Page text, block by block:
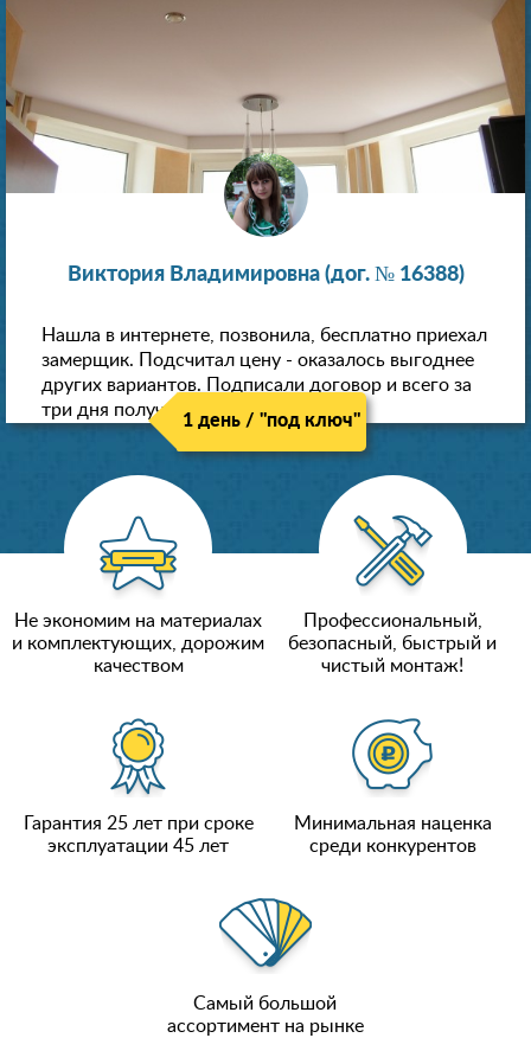
Виктория Владимировна (дог. № 16388)
Нашла в интернете, позвонила, бесплатно приехал
замерщик. Подсчитал цену - оказалось выгоднее
других вариантов. Подписали договор и всего за
три дня получили новые потолки!
1 день / "под ключ"
Не экономим на материалах
и комплектующих, дорожим
качеством
Профессиональный,
безопасный, быстрый и
чистый монтаж!
Гарантия 25 лет при сроке
эксплуатации 45 лет
Минимальная наценка
среди конкурентов
Самый большой
ассортимент на рынке